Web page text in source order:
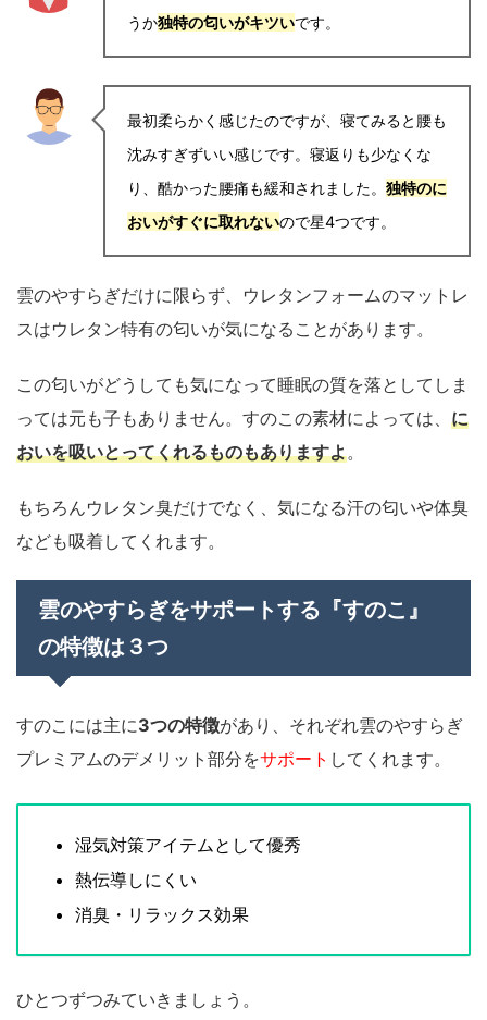
うか独特の匂いがキツいです。
最初柔らかく感じたのですが、寝てみると腰も
沈みすぎずいい感じです。寝返りも少なくな
り、酷かった腰痛も緩和されました。 独特のに
おいがすぐに取れないので星4つです。
雲のやすらぎだけに限らず、ウレタンフォームのマットレ
スはウレタン特有の匂いが気になることがあります。
この匂いがどうしても気になって睡眠の質を落としてしま
っては元も子もありません。すのこの素材によっては、 に
おいを吸いとってくれるものもありますよ。
もちろんウレタン臭だけでなく、気になる汗の匂いや体臭
なども吸着してくれます。
雲のやすらぎをサポートする『すのこ』
の特徴は３つ
すのこには主に3つの特徴があり、それぞれ雲のやすらぎ
プレミアムのデメリット部分をサポート してくれます。
湿気対策アイテムとして優秀
熱伝導しにくい
消臭・リラックス効果
ひとつずつみていきましょう。